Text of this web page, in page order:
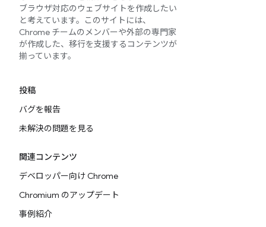
ブラウザ対応のウェブサイトを作成したい
と考えています。このサイトには、
Chrome チームのメンバーや外部の専門家
が作成した、移行を支援するコンテンツが
揃っています。
投稿
バグを報告
未解決の問題を見る
関連コンテンツ
デベロッパー向け Chrome
Chromium のアップデート
事例紹介